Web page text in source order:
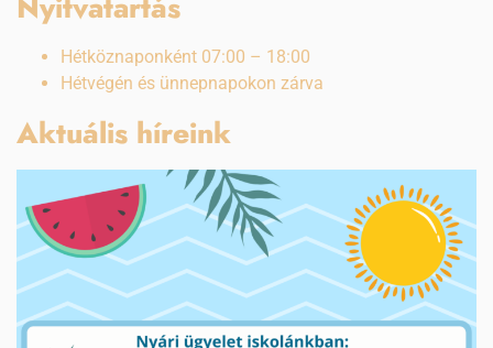
Hétköznaponként 07:00 – 18:00
Hétvégén és ünnepnapokon zárva
Aktuális híreink